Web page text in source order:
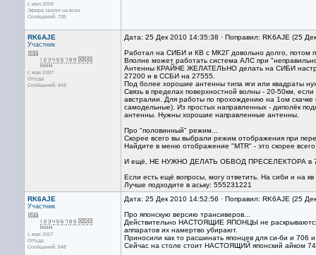
с июл 2009
Эфира хватит на всех
Сообщений: 705
RK6AJE
Участник
с мая 2007
Оттуда
Сообщений: 848
Дата: 25 Дек 2010 14:35:38 · Поправил: RK6AJE (25
Работал на СИБИ и КВ с МК2Г довольно долго, потом
Вполне может работать система АЛС при
Антенны КРАЙНЕ ЖЕЛАТЕЛЬНО делать на СИБИ
27200 и в ССБИ на 27555.
Под более хорошие антенны типа яги или квадраты
Связь в пределах поверхностной волны - 20-50км,
австралии. Для работы по прохождению на 1ом
самодельные). Из простых направленных - диполёк
антенны. Нужны хорошие направленные антенны.
Про "половинный" режим...
Скорее всего вы выбрали режим отображения при
Найдите в меню отображение "MTR" - это скорее
И ещё, НЕ НУЖНО ДЕЛАТЬ ОБВОД ПРЕСЕЛЕКТОРА в
Если есть ещё вопросы, могу ответить. На сиби и на
Лучше подходите в аську: 555231221
RK6AJE
Участник
с мая 2007
Оттуда
Сообщений: 848
Дата: 25 Дек 2010 14:52:56 · Поправил: RK6AJE (25
Про японскую версию трансиверов...
Действительно НАСТОЯЩИЕ ЯПОНЦЫ не раскрываются
аппаратов их намертво убирают.
Приносили как то расшинать японцев для си-би и
Сейчас на столе стоит НАСТОЯЩИЙ японский айком